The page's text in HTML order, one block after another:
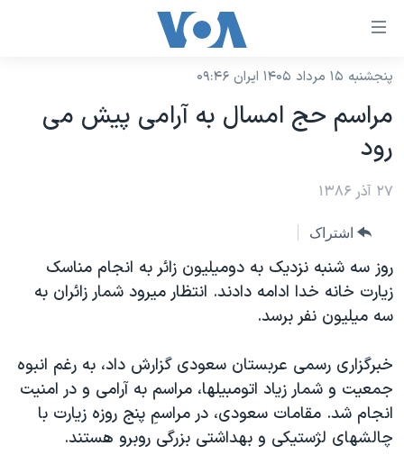
لینکهای
دسترسی
جهش
محتوای
اصلی
اصلی
جهش
به
جستجو
نسخه سبک وب‌سایت
موضوع ها
ایران
آمریکا
ورزشی
گزیده‌ها
ویژه برنامه‌ها
ویدیوها
فرهنگ و زندگی
برنامه های تلویزیونی
جدول برنامه ها
صفحه‌های ویژه
جام جهانی ۲۰۲۶
عملیات خشم حماسی
۲۵۰سالگی آمریکا
بایگانی برنامه‌های تلویزیونی
مستندها
فرکانس‌های صدای آمریکا
پخش رادیویی
یادگیری زبان انگلیسی
دنبال کنید
پنجشنبه ۱۵ مرداد ۱۴۰۵ ایران ۰۹:۴۶
مراسم حج امسال به آرامی پيش می
رود
۲۷ آذر ۱۳۸۶
اشتراک
روز سه شنبه نزديک به دوميليون زائر به انجام مناسک
زيارت خانه خدا ادامه دادند. انتظار ميرود شمار زائران به
سه ميليون نفر برسد.
خبرگزاری رسمی عربستان سعودی گزارش داد، به رغم انبوه
جمعيت و شمار زياد اتومبيلها، مراسم به آرامی و در امنيت
انجام شد. مقامات سعودی، در مراسمِ پنج روزه زيارت با
چالشهای لژستيکی و بهداشتی بزرگی روبرو هستند.